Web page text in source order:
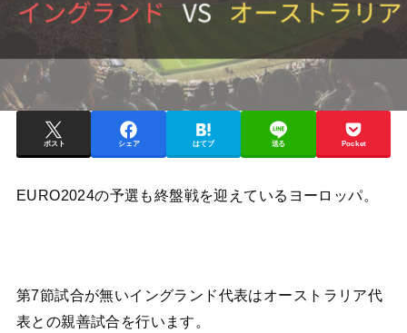
ポスト シェア はてブ 送る Pocket
EURO2024の予選も終盤戦を迎えているヨーロッパ。
第7節試合が無いイングランド代表はオーストラリア代
表との親善試合を行います。